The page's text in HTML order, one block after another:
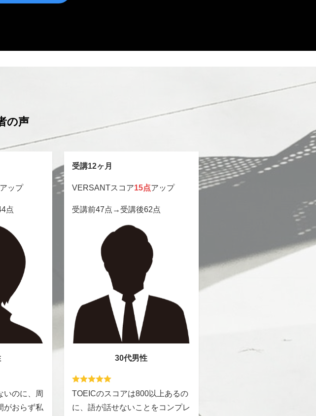
の声
アップ
点
いのに、周
がおらず私
受講12ヶ月
VERSANTスコア15点アップ
受講前47点→受講後62点
30代男性
TOEICのスコアは800以上あるの
に、語が話せないことをコンプレ